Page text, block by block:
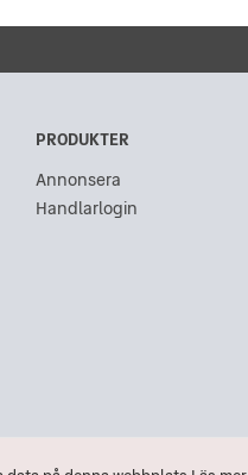
PRODUKTER
Annonsera
Handlarlogin